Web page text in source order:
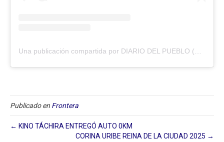
Publicado en Frontera
← KINO TÁCHIRA ENTREGÓ AUTO 0KM
CORINA URIBE REINA DE LA CIUDAD 2025 →